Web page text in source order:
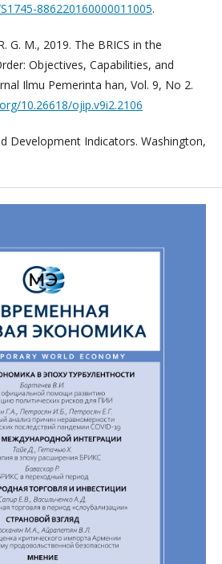
886220160000011005.
G. M., 2019. The BRICS in the
Objectives, Capabilities, and
Ilmu Pemerinta han, Vol. 9, No 2.
10.26618/ojip.v9i2.2106
Development Indicators. Washington,